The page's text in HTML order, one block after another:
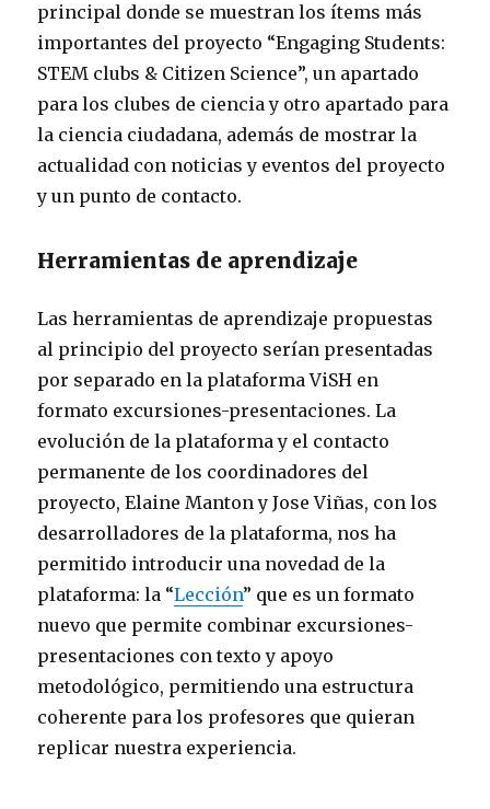
principal donde se muestran los ítems más
importantes del proyecto “Engaging Students:
STEM clubs & Citizen Science”, un apartado
para los clubes de ciencia y otro apartado para
la ciencia ciudadana, además de mostrar la
actualidad con noticias y eventos del proyecto
y un punto de contacto.
Herramientas de aprendizaje
Las herramientas de aprendizaje propuestas
al principio del proyecto serían presentadas
por separado en la plataforma ViSH en
formato excursiones-presentaciones. La
evolución de la plataforma y el contacto
permanente de los coordinadores del
proyecto, Elaine Manton y Jose Viñas, con los
desarrolladores de la plataforma, nos ha
permitido introducir una novedad de la
plataforma: la “Lección” que es un formato
nuevo que permite combinar excursiones-
presentaciones con texto y apoyo
metodológico, permitiendo una estructura
coherente para los profesores que quieran
replicar nuestra experiencia.